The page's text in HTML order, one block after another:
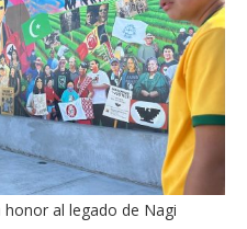
al legado de Nagi